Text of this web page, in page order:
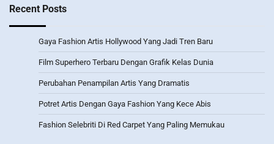
Recent Posts
Gaya Fashion Artis Hollywood Yang Jadi Tren Baru
Film Superhero Terbaru Dengan Grafik Kelas Dunia
Perubahan Penampilan Artis Yang Dramatis
Potret Artis Dengan Gaya Fashion Yang Kece Abis
Fashion Selebriti Di Red Carpet Yang Paling Memukau